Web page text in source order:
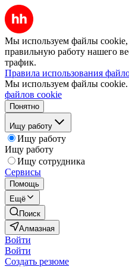
Мы используем файлы cookie,
правильную работу нашего
трафик.
Правила использования
Мы используем файлы cookie.
файлов cookie
Понятно
Ищу работу
Ищу работу
Ищу работу
Ищу сотрудника
Сервисы
Помощь
Ещё
Поиск
Алмазная
Войти
Войти
Создать резюме